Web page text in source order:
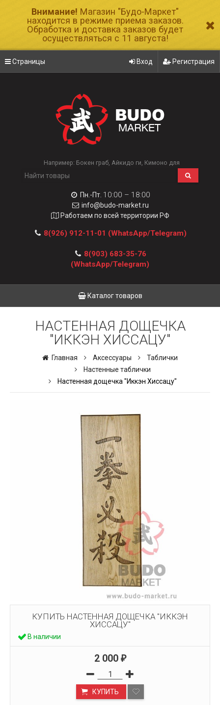
Внимание! Магазин "Будо-Маркет"
находится в режиме приема заказов.
Обработка и доставка заказов будет
осуществляться с 11 августа!
Страницы Вход Регистрация
Например: Бокен граб Айкидо ги Кимоно для
Пн.-Пт. 10:00 – 18:00
info@budo-market.ru
Работаем по всей территории РФ
8(926) 912-11-01 (WhatsApp/Telegram)
8(903) 683-35-76
(WhatsApp/Telegram)
Каталог товаров
НАСТЕННАЯ ДОЩЕЧКА
"ИККЭН ХИССАЦУ"
Главная Аксессуары
Таблички
Настенные таблички
Настенная дощечка "Иккэн Хиссацу"
КУПИТЬ НАСТЕННАЯ ДОЩЕЧКА "ИККЭН
ХИССАЦУ"
В наличии
2 000 ₽
КУПИТЬ